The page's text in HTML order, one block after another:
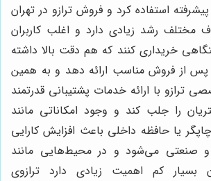
استفاده کرد و فروش ترازو در تهران
مختلف رشد زیادی دارد و اغلب کاربران
خریداری کنند که هم دقت بالا داشته
از فروش مناسب ارائه دهد و به همین
ترازو با ارائه خدمات پشتیبانی قدرتمند
را جلب کند و وجود امکاناتی مانند
چاپگر یا حافظه داخلی باعث افزایش کارایی
و صنعتی می‌شود و در محیط‌هایی مانند
بسیار کم اهمیت زیادی دارد ترازوی